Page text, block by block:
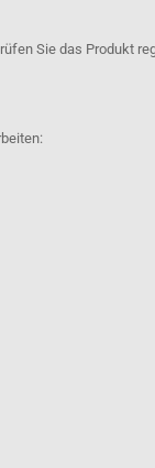
Sie das Produkt